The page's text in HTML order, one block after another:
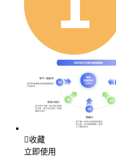
收藏
立即使用